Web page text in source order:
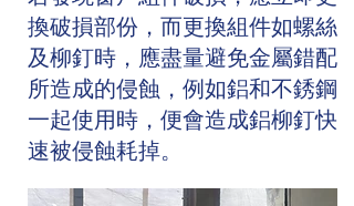
換破損部份，而更換組件如螺絲
及柳釘時，應盡量避免金屬錯配
所造成的侵蝕，例如鋁和不銹鋼
一起使用時，便會造成鋁柳釘快
速被侵蝕耗掉。